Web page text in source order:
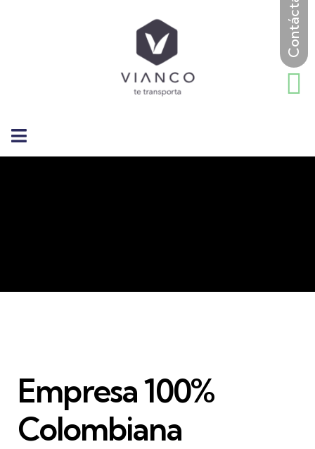
Empresa 100%
Colombiana